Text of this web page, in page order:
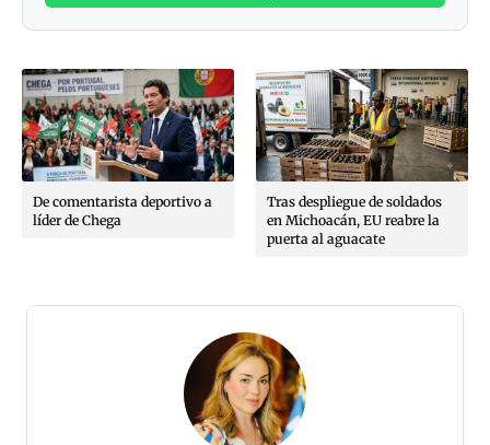
De comentarista deportivo a
líder de Chega
Tras despliegue de soldados
en Michoacán, EU reabre la
puerta al aguacate